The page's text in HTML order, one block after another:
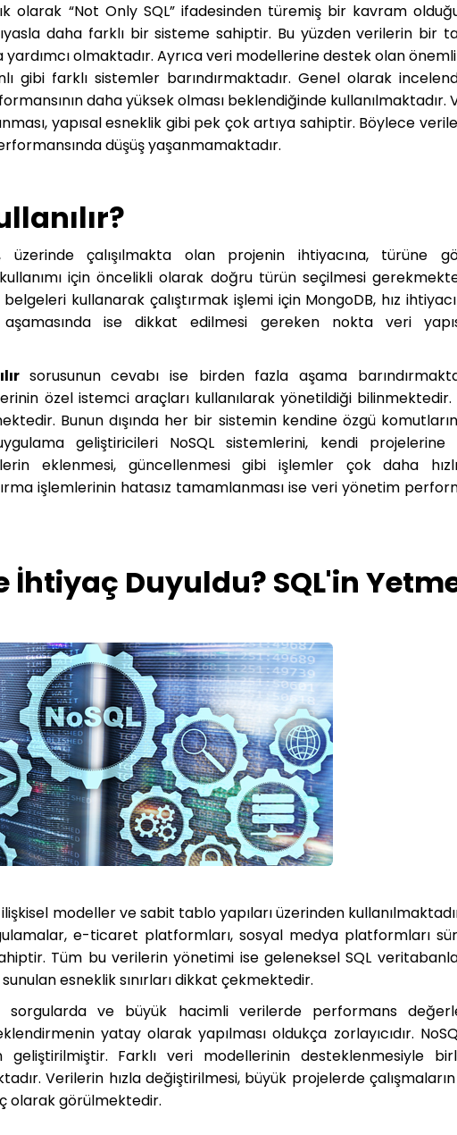
olarak “Not Only SQL” ifadesinden türemiş bir kavram
daha farklı bir sisteme sahiptir. Bu yüzden verilerin bir
yardımcı olmaktadır. Ayrıca veri modellerine destek olan
gibi farklı sistemler barındırmaktadır. Genel olarak
daha yüksek olması beklendiğinde kullanılmaktadır.
yapısal esneklik gibi pek çok artıya sahiptir. Böylece
düşüş yaşanmamaktadır.
üzerinde çalışılmakta olan projenin ihtiyacına, türüne
için öncelikli olarak doğru türün seçilmesi
kullanarak çalıştırmak işlemi için MongoDB, hız
aşamasında ise dikkat edilmesi gereken nokta veri
sorusunun cevabı ise birden fazla aşama
özel istemci araçları kullanılarak yönetildiği bilinmektedir.
Bunun dışında her bir sistemin kendine özgü
geliştiricileri NoSQL sistemlerini, kendi
eklenmesi, güncellenmesi gibi işlemler çok daha
işlemlerinin hatasız tamamlanması ise veri yönetim
İhtiyaç Duyuldu? SQL'in
modeller ve sabit tablo yapıları üzerinden
e-ticaret platformları, sosyal medya platformları
Tüm bu verilerin yönetimi ise geleneksel SQL
esneklik sınırları dikkat çekmektedir.
sorgularda ve büyük hacimli verilerde performans
yatay olarak yapılması oldukça zorlayıcıdır.
geliştirilmiştir. Farklı veri modellerinin desteklenmesiyle
Verilerin hızla değiştirilmesi, büyük projelerde
olarak görülmektedir.